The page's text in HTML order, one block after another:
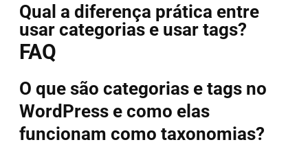
Qual a diferença prática entre
usar categorias e usar tags?
FAQ
O que são categorias e tags no
WordPress e como elas
funcionam como taxonomias?